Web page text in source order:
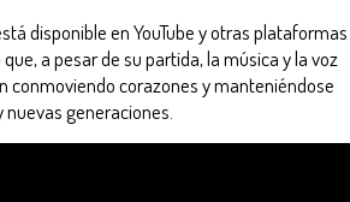
disponible en YouTube y otras plataformas
a pesar de su partida, la música y la voz
conmoviendo corazones y manteniéndose
generaciones.